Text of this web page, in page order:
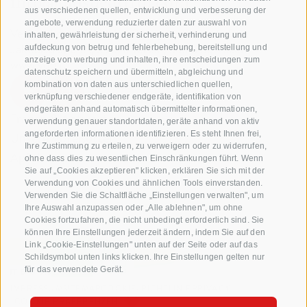
aus verschiedenen quellen, entwicklung und verbesserung der
angebote, verwendung reduzierter daten zur auswahl von
inhalten, gewährleistung der sicherheit, verhinderung und
aufdeckung von betrug und fehlerbehebung, bereitstellung und
anzeige von werbung und inhalten, ihre entscheidungen zum
datenschutz speichern und übermitteln, abgleichung und
kombination von daten aus unterschiedlichen quellen,
verknüpfung verschiedener endgeräte, identifikation von
endgeräten anhand automatisch übermittelter informationen,
verwendung genauer standortdaten, geräte anhand von aktiv
angeforderten informationen identifizieren. Es steht Ihnen frei,
Ihre Zustimmung zu erteilen, zu verweigern oder zu widerrufen,
ohne dass dies zu wesentlichen Einschränkungen führt. Wenn
Sie auf „Cookies akzeptieren" klicken, erklären Sie sich mit der
Verwendung von Cookies und ähnlichen Tools einverstanden.
Verwenden Sie die Schaltfläche „Einstellungen verwalten", um
Ihre Auswahl anzupassen oder „Alle ablehnen", um ohne
Cookies fortzufahren, die nicht unbedingt erforderlich sind. Sie
können Ihre Einstellungen jederzeit ändern, indem Sie auf den
Link „Cookie-Einstellungen" unten auf der Seite oder auf das
Schildsymbol unten links klicken. Ihre Einstellungen gelten nur
für das verwendete Gerät.
Verband der Südtiroler Obstgenossenschaften
Jakobistraße 1A, 39018 Terlan, Südtirol, Italien
www.vog.it
Fragen & Antworten
Unsere Apfelsorten
Apfelrezepte
COOKIE PRÄFERENZEN